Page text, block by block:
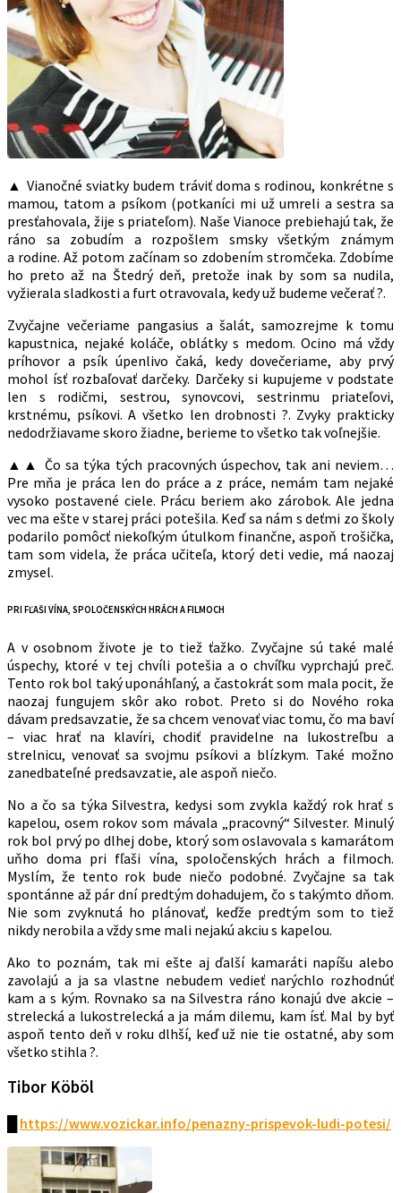
▲ Vianočné sviatky budem tráviť doma s rodinou, konkrétne s
mamou, tatom a psíkom (potkaníci mi už umreli a sestra sa
presťahovala, žije s priateľom). Naše Vianoce prebiehajú tak, že
ráno sa zobudím a rozpošlem smsky všetkým známym
a rodine. Až potom začínam so zdobením stromčeka. Zdobíme
ho preto až na Štedrý deň, pretože inak by som sa nudila,
vyžierala sladkosti a furt otravovala, kedy už budeme večerať ?.
Zvyčajne večeriame pangasius a šalát, samozrejme k tomu
kapustnica, nejaké koláče, oblátky s medom. Ocino má vždy
príhovor a psík úpenlivo čaká, kedy dovečeriame, aby prvý
mohol ísť rozbaľovať darčeky. Darčeky si kupujeme v podstate
len s rodičmi, sestrou, synovcovi, sestrinmu priateľovi,
krstnému, psíkovi. A všetko len drobnosti ?. Zvyky prakticky
nedodržiavame skoro žiadne, berieme to všetko tak voľnejšie.
▲▲ Čo sa týka tých pracovných úspechov, tak ani neviem…
Pre mňa je práca len do práce a z práce, nemám tam nejaké
vysoko postavené ciele. Prácu beriem ako zárobok. Ale jedna
vec ma ešte v starej práci potešila. Keď sa nám s deťmi zo školy
podarilo pomôcť niekoľkým útulkom finančne, aspoň trošička,
tam som videla, že práca učiteľa, ktorý deti vedie, má naozaj
zmysel.
PRI FĽAŠI VÍNA, SPOLOČENSKÝCH HRÁCH A FILMOCH
A v osobnom živote je to tiež ťažko. Zvyčajne sú také malé
úspechy, ktoré v tej chvíli potešia a o chvíľku vyprchajú preč.
Tento rok bol taký uponáhľaný, a častokrát som mala pocit, že
naozaj fungujem skôr ako robot. Preto si do Nového roka
dávam predsavzatie, že sa chcem venovať viac tomu, čo ma baví
– viac hrať na klavíri, chodiť pravidelne na lukostreľbu a
strelnicu, venovať sa svojmu psíkovi a blízkym. Také možno
zanedbateľné predsavzatie, ale aspoň niečo.
No a čo sa týka Silvestra, kedysi som zvykla každý rok hrať s
kapelou, osem rokov som mávala „pracovný“ Silvester. Minulý
rok bol prvý po dlhej dobe, ktorý som oslavovala s kamarátom
uňho doma pri fľaši vína, spoločenských hrách a filmoch.
Myslím, že tento rok bude niečo podobné. Zvyčajne sa tak
spontánne až pár dní predtým dohadujem, čo s takýmto dňom.
Nie som zvyknutá ho plánovať, keďže predtým som to tiež
nikdy nerobila a vždy sme mali nejakú akciu s kapelou.
Ako to poznám, tak mi ešte aj ďalší kamaráti napíšu alebo
zavolajú a ja sa vlastne nebudem vedieť narýchlo rozhodnúť
kam a s kým. Rovnako sa na Silvestra ráno konajú dve akcie –
strelecká a lukostrelecká a ja mám dilemu, kam ísť. Mal by byť
aspoň tento deň v roku dlhší, keď už nie tie ostatné, aby som
všetko stihla ?.
Tibor Köböl
https://www.vozickar.info/penazny-prispevok-ludi-potesi/